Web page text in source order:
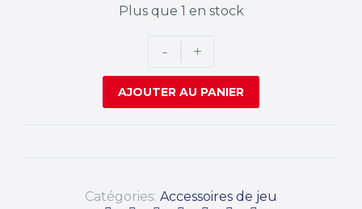
Plus que 1 en stock
- +
AJOUTER AU PANIER
Catégories: Accessoires de jeu